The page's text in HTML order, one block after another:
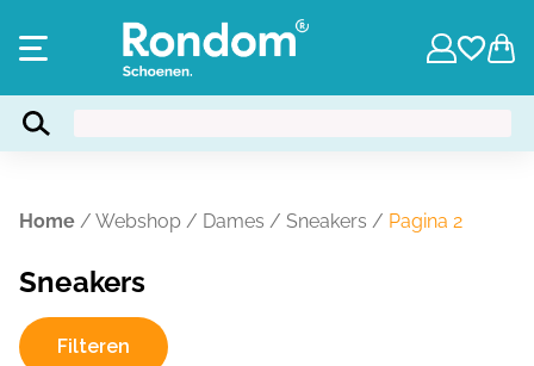
Home / Webshop / Dames / Sneakers / Pagina 2
Sneakers
Filteren